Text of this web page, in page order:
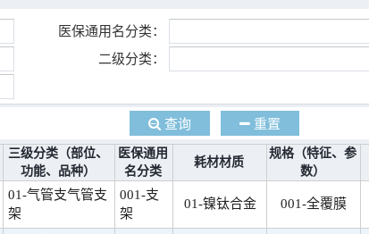
医保通用名分类：
二级分类：
查询 重置
三级分类（部位、
功能、品种）
医保通用
名分类
耗材材质
规格（特征、参
数）
01-气管支气管支
架
001-支
架
01-镍钛合金 001-全覆膜